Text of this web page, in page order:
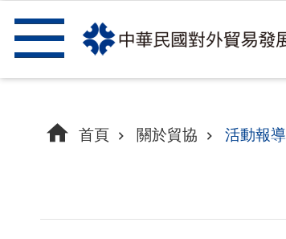
跳到主要內容區塊
首頁 關於貿協 活動報導